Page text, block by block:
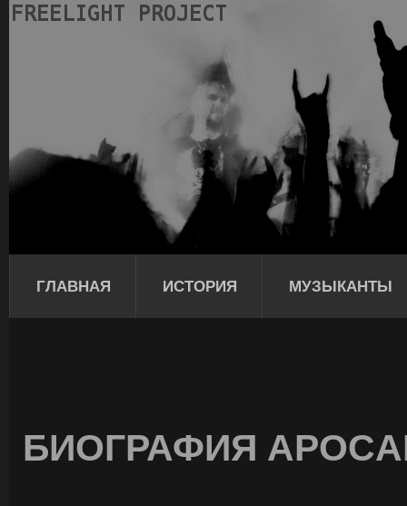
ГЛАВНАЯ ИСТОРИЯ МУЗЫКАНТЫ
БИОГРАФИЯ